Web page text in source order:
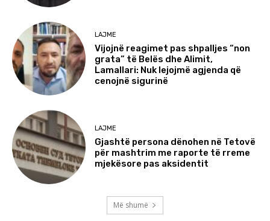
LAJME
Vijojnë reagimet pas shpalljes “non
grata” të Belës dhe Alimit,
Lamallari: Nuk lejojmë agjenda që
cenojnë sigurinë
LAJME
Gjashtë persona dënohen në Tetovë
për mashtrim me raporte të rreme
mjekësore pas aksidentit
Më shumë